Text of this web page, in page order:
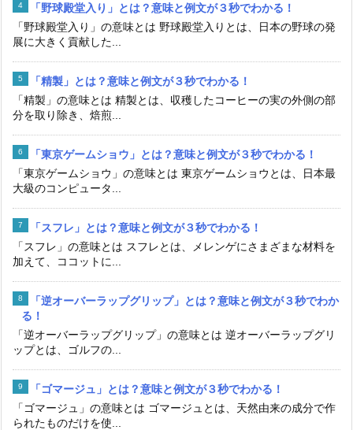
「野球殿堂入り」とは？意味と例文が３秒でわかる！
「野球殿堂入り」の意味とは 野球殿堂入りとは、日本の野球の発
展に大きく貢献した...
「精製」とは？意味と例文が３秒でわかる！
「精製」の意味とは 精製とは、収穫したコーヒーの実の外側の部
分を取り除き、焙煎...
「東京ゲームショウ」とは？意味と例文が３秒でわかる！
「東京ゲームショウ」の意味とは 東京ゲームショウとは、日本最
大級のコンピュータ...
「スフレ」とは？意味と例文が３秒でわかる！
「スフレ」の意味とは スフレとは、メレンゲにさまざまな材料を
加えて、ココットに...
「逆オーバーラップグリップ」とは？意味と例文が３秒でわか
る！
「逆オーバーラップグリップ」の意味とは 逆オーバーラップグリ
ップとは、ゴルフの...
「ゴマージュ」とは？意味と例文が３秒でわかる！
「ゴマージュ」の意味とは ゴマージュとは、天然由来の成分で作
られたものだけを使...